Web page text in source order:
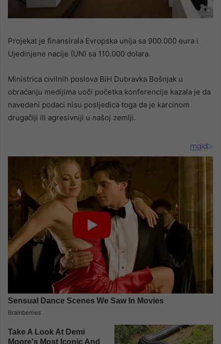
Projekat je finansirala Evropska unija sa 900.000 eura i
Ujedinjene nacije (UN) sa 110.000 dolara.
Ministrica civilnih poslova BiH Dubravka Bošnjak u
obraćanju medijima uoči početka konferencije kazala je da
navedeni podaci nisu posljedica toga da je karcinom
drugačiji ili agresivniji u našoj zemlji.